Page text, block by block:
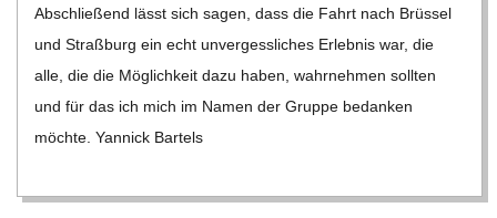
Abschlie­ßend lässt sich sagen, dass die Fahrt nach Brüs­sel
und Straß­burg ein echt unver­gess­li­ches Erleb­nis war, die
alle, die die Mög­lich­keit dazu haben, wahr­neh­men soll­ten
und für das ich mich im Namen der Gruppe bedan­ken
möchte. Yan­nick Bartels